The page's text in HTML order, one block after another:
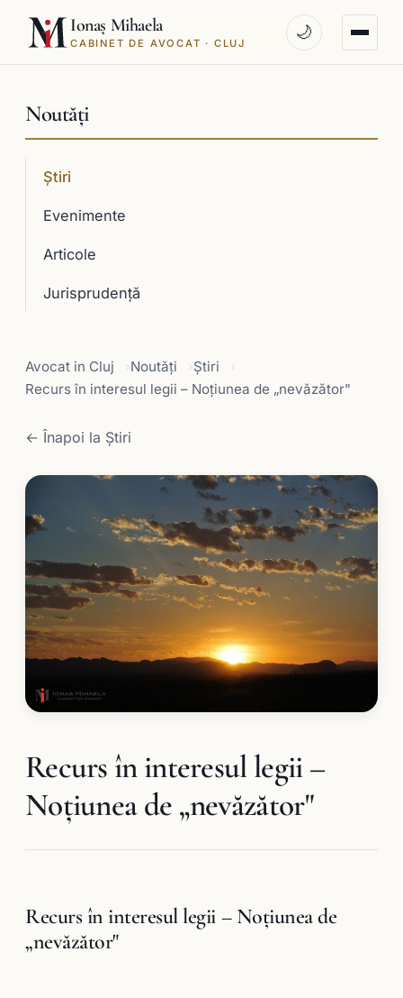
Ionaș Mihaela
CABINET DE AVOCAT · CLUJ
🌙
Noutăți
Știri
Evenimente
Articole
Jurisprudenţă
Avocat in Cluj Noutăți
Știri
Recurs în interesul legii – Noţiunea de „nevăzător"
← Înapoi la Știri
Recurs în interesul legii –
Noţiunea de „nevăzător"
Recurs în interesul legii – Noţiunea de
„nevăzător"